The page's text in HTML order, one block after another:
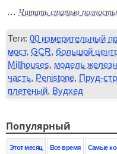
… Читать статью
Теги: 00 измерительный
мост,GCR,большой
Millhouses, модель
часть, Penistone, Пруд-
плетеный, Вудхед
Популярный
Этот месяц Все время Самые